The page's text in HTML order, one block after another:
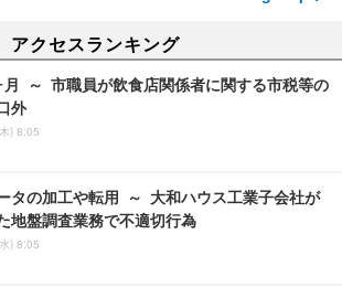
アクセスランキング
月 ～ 市職員が飲食店関係者に関する市税等の
外
) 8:05
タの加工や転用 ～ 大和ハウス工業子会社が
地盤調査業務で不適切行為
) 8:05